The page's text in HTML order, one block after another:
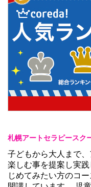
札幌アートセラピースク
子どもから大人まで
楽しむ事を提案し実
じめてみたい方のコ